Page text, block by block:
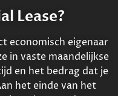
Lease?
economisch eigenaar
in vaste maandelijkse
en het bedrag dat je
het einde van het